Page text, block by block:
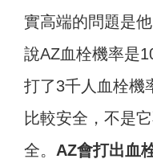
實高端的問題是
說AZ血栓機率是
打了3千人血栓機
比較安全，不是
全。 AZ會打出血